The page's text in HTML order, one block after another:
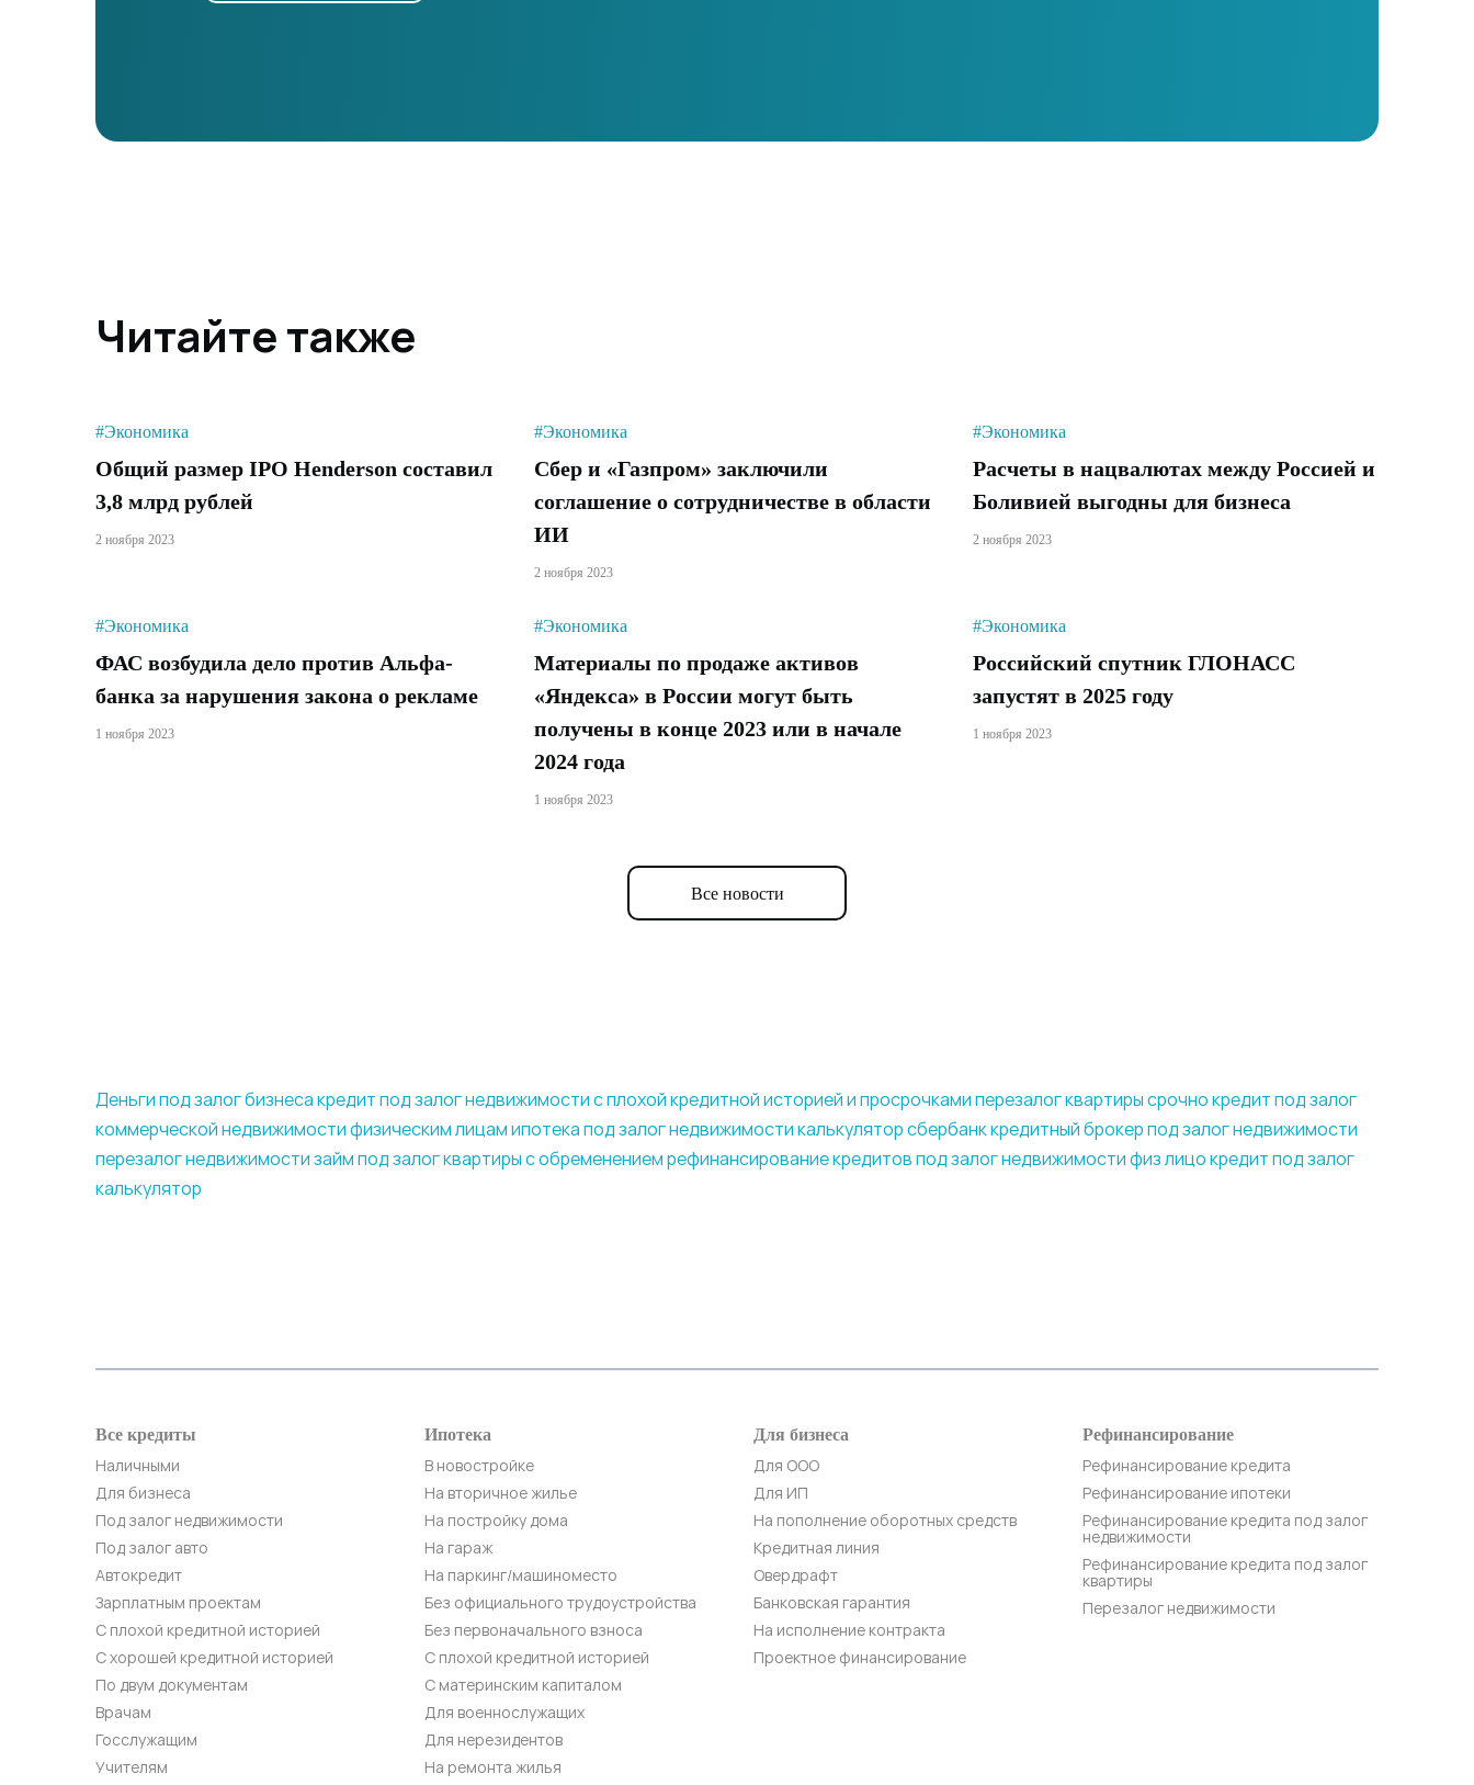
Читайте также
#Экономика
Общий размер IPO Henderson составил
3,8 млрд рублей
2 ноября 2023
#Экономика
Сбер и «Газпром» заключили
соглашение о сотрудничестве в области
ИИ
2 ноября 2023
#Экономика
Расчеты в нацвалютах между Россией и
Боливией выгодны для бизнеса
2 ноября 2023
#Экономика
ФАС возбудила дело против Альфа-
банка за нарушения закона о рекламе
1 ноября 2023
#Экономика
Материалы по продаже активов
«Яндекса» в России могут быть
получены в конце 2023 или в начале
2024 года
1 ноября 2023
#Экономика
Российский спутник ГЛОНАСС
запустят в 2025 году
1 ноября 2023
Все новости
Деньги под залог бизнесакредит под залог недвижимости с плохой кредитной историей и просрочкамиперезалог квартиры срочнокредит под залог
коммерческой недвижимости физическим лицамипотека под залог недвижимости калькулятор сбербанккредитный брокер под залог недвижимости
перезалог недвижимостизайм под залог квартиры с обременениемрефинансирование кредитов под залог недвижимости физ лицокредит под залог
калькулятор
Все кредиты
Наличными
Для бизнеса
Под залог недвижимости
Под залог авто
Автокредит
Зарплатным проектам
С плохой кредитной историей
С хорошей кредитной историей
По двум документам
Врачам
Госслужащим
Учителям
Ипотека
В новостройке
На вторичное жилье
На постройку дома
На гараж
На паркинг/машиноместо
Без официального трудоустройства
Без первоначального взноса
С плохой кредитной историей
С материнским капиталом
Для военнослужащих
Для нерезидентов
На ремонта жилья
Для бизнеса
Для ООО
Для ИП
На пополнение оборотных средств
Кредитная линия
Овердрафт
Банковская гарантия
На исполнение контракта
Проектное финансирование
Рефинансирование
Рефинансирование кредита
Рефинансирование ипотеки
Рефинансирование кредита под залог
недвижимости
Рефинансирование кредита под залог
квартиры
Перезалог недвижимости